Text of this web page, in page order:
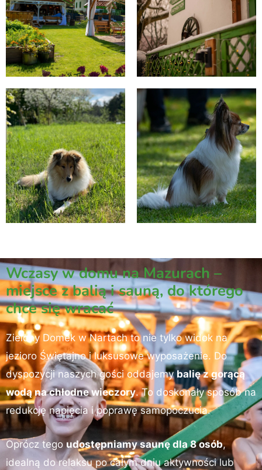
Wczasy w domu na Mazurach –
miejsce z balią i sauną, do którego
chce się wracać
Zielony Domek w Nartach to nie tylko widok na
jezioro Świętajno i luksusowe wyposażenie. Do
dyspozycji naszych gości oddajemybalię z gorącą
wodą na chłodne wieczory. To doskonały sposób na
redukcję napięcia i poprawę samopoczucia.
Oprócz tegoudostępniamy saunę dla 8 osób,
idealną do relaksu po całym dniu aktywności lub